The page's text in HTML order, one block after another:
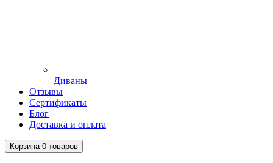
Диваны
Отзывы
Сертификаты
Блог
Доставка и оплата
Корзина 0 товаров